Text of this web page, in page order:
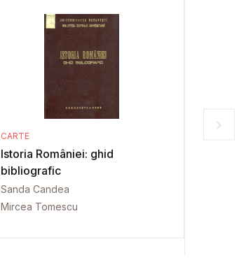
CARTE
Istoria României: ghid
bibliografic
Sanda Candea
Mircea Tomescu